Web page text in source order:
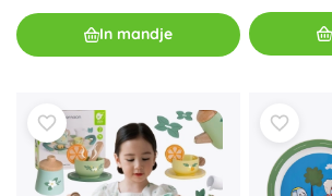
In mandje